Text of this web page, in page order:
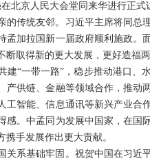
北京人民大会堂同来华进行正式
的传统友邻。习近平主席将同
孟加拉国新一届政府顺利施政
取得新的更大发展，更好造福两
建“一带一路”，稳步推动港口
产供链、金融等领域合作，推
智能、信息通讯等新兴产业合
感。中孟同为发展中国家，在国
手发展作出更大贡献。
关系基础牢固。祝贺中国在习